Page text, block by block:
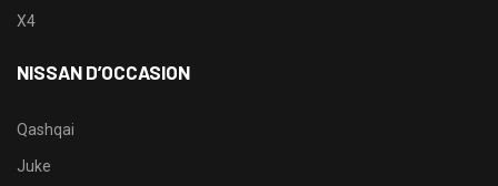
X4
NISSAN D’OCCASION
Qashqai
Juke